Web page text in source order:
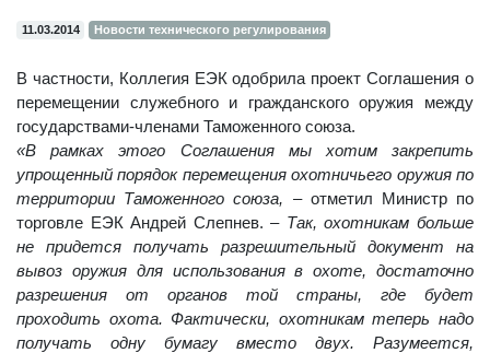
11.03.2014 Новости технического регулирования
В частности, Коллегия ЕЭК одобрила проект Соглашения о
перемещении служебного и гражданского оружия между
государствами-членами Таможенного союза.
«В рамках этого Соглашения мы хотим закрепить
упрощенный порядок перемещения охотничьего оружия по
территории Таможенного союза, – отметил Министр по
торговле ЕЭК Андрей Слепнев. – Так, охотникам больше
не придется получать разрешительный документ на
вывоз оружия для использования в охоте, достаточно
разрешения от органов той страны, где будет
проходить охота. Фактически, охотникам теперь надо
получать одну бумагу вместо двух. Разумеется,